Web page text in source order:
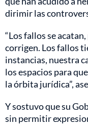
dirimir las
“Los fallos se
corrigen. Los fallos
instancias, nuestra
los espacios para
la órbita jurídica”,
Y sostuvo que su
sin permitir